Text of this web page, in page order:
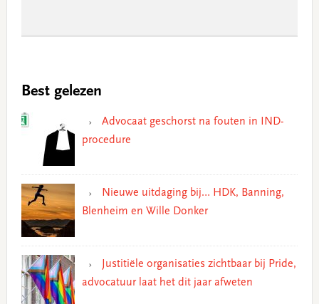
Best gelezen
Advocaat geschorst na fouten in IND-
procedure
Nieuwe uitdaging bij… HDK, Banning,
Blenheim en Wille Donker
Justitiële organisaties zichtbaar bij Pride,
advocatuur laat het dit jaar afweten